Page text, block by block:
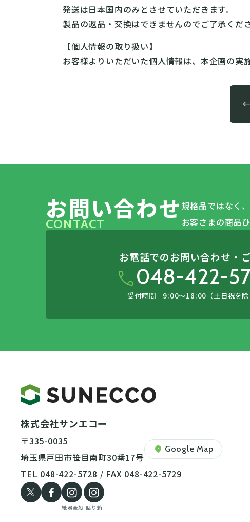
発送は日本国内のみとさせていただきます。
製品の返品・交換はできませんのでご了承くださ
【個人情報の取り扱い】
お客様よりいただいた個人情報は、本企画の実
お問い合わせ
CONTACT
規格品ではなく
お客さまの商品
お電話でのお問い合わせ・
call048-422-
受付時間｜9:00〜18:00（土日祝を除
株式会社サンエコー
〒335-0035
埼玉県戸田市笹目南町30番17号
location_on Google Map
TEL 048-422-5728 / FAX 048-422-5729
紙器全般 貼り箱